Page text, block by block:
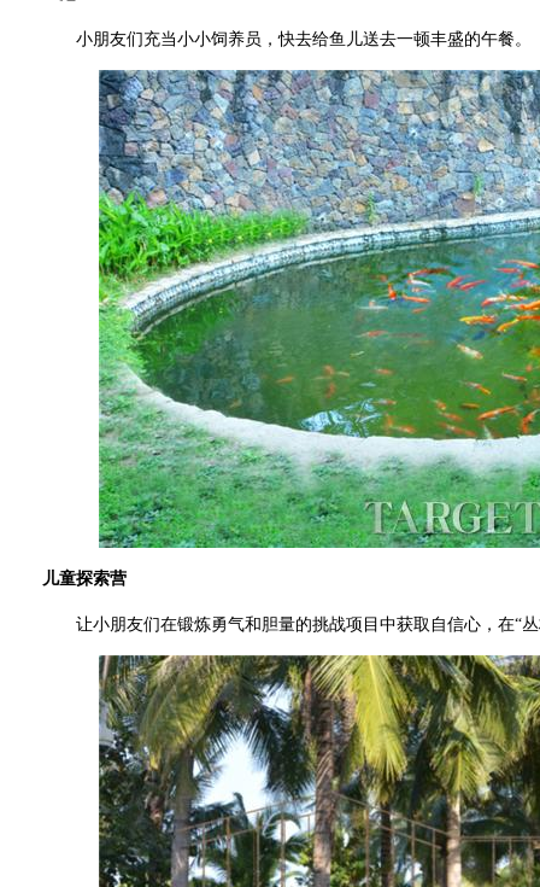
小朋友们充当小小饲养员，快去给鱼儿送去一顿丰盛的午餐。
儿童探索营
让小朋友们在锻炼勇气和胆量的挑战项目中获取自信心，在“丛